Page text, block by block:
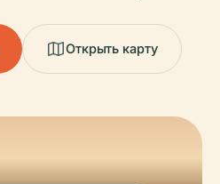
Открыть карту